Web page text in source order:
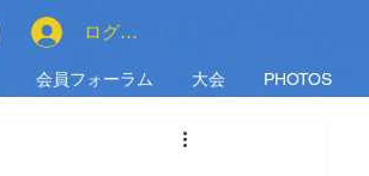
会員フォーラム 大会 PHOTOS
ログイン